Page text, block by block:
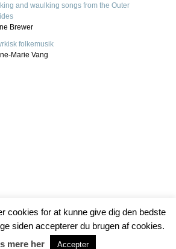
and waulking songs from the Outer
Brewer
folkemusik
Marie Vang
Bygning · Niels Hemmingsensgade
K · CVR-nr.: 19277542
cookies for at kunne give dig den bedste
siden accepterer du brugen af cookies.
mere her
Accepter